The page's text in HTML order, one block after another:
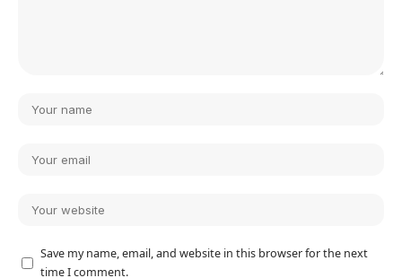
Save my name, email, and website in this browser for the next
time I comment.